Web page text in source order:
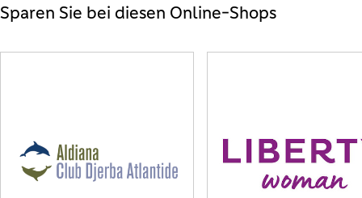
Sparen Sie bei diesen Online-Shops